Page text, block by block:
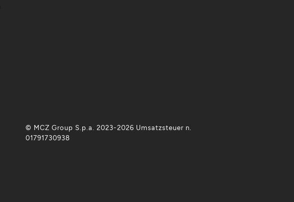
© MCZ Group S.p.a. 2023-2026 Umsatzsteuer n.
01791730938